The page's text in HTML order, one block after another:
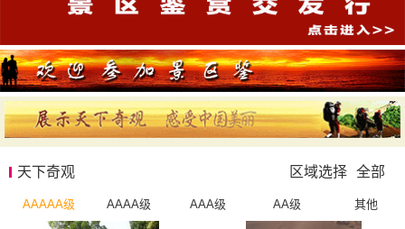
天下奇观 区域选择 全部
AAAAA级 AAAA级 AAA级 AA级 其他